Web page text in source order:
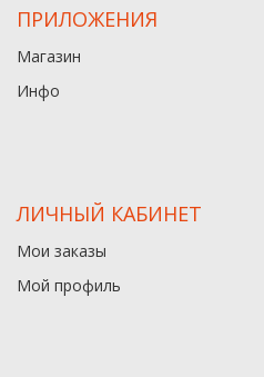
ПРИЛОЖЕНИЯ
Магазин
Инфо
ЛИЧНЫЙ КАБИНЕТ
Мои заказы
Мой профиль